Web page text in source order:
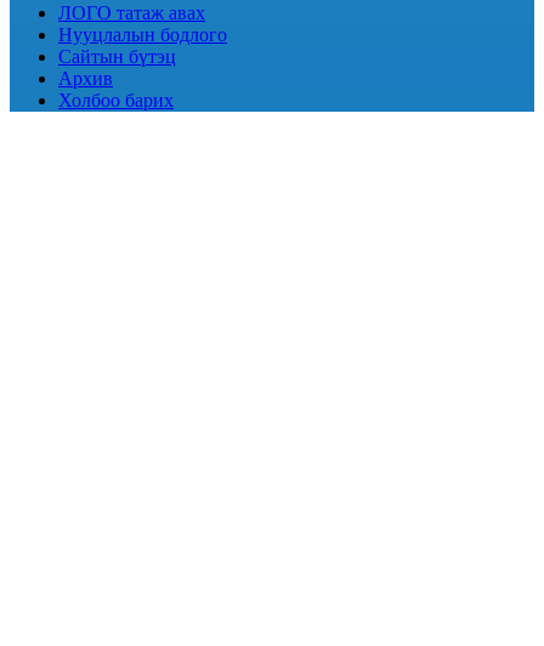
ЛОГО татаж авах
Нууцлалын бодлого
Сайтын бүтэц
Архив
Холбоо барих